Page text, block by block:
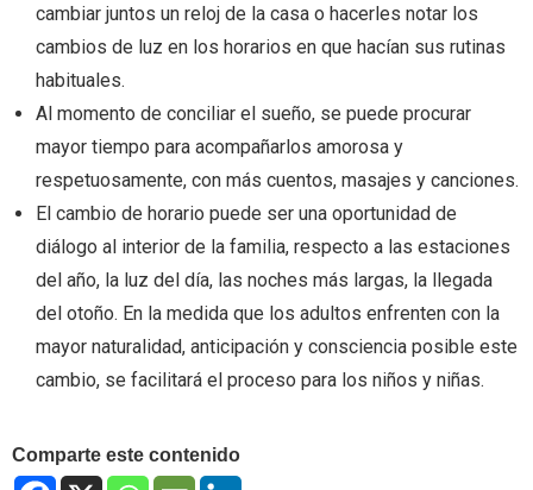
cambiar juntos un reloj de la casa o hacerles notar los
cambios de luz en los horarios en que hacían sus rutinas
habituales.
Al momento de conciliar el sueño, se puede procurar
mayor tiempo para acompañarlos amorosa y
respetuosamente, con más cuentos, masajes y canciones.
El cambio de horario puede ser una oportunidad de
diálogo al interior de la familia, respecto a las estaciones
del año, la luz del día, las noches más largas, la llegada
del otoño. En la medida que los adultos enfrenten con la
mayor naturalidad, anticipación y consciencia posible este
cambio, se facilitará el proceso para los niños y niñas.
Comparte este contenido